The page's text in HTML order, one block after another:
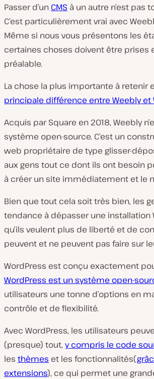
Passer d’un CMS à un autre n’est pas
C’est particulièrement vrai avec
Même si nous vous présentons les
certaines choses doivent être prises
préalable.
La chose la plus importante à retenir
principale différence entre Weebly et
Acquis par Square en 2018, Weebly
système open-source. C’est un
web propriétaire de type glisser-
aux gens tout ce dont ils ont besoin
à créer un site immédiatement et le
Bien que tout cela soit très bien, les
tendance à dépasser une installation
qu’ils veulent plus de liberté et de
peuvent et ne peuvent pas faire sur
WordPress est conçu exactement
WordPress est un système open-
utilisateurs une tonne d’options en
contrôle et de flexibilité.
Avec WordPress, les utilisateurs
(presque) tout, y compris le code
les thèmes et les fonctionnalités(
extensions), ce qui permet une